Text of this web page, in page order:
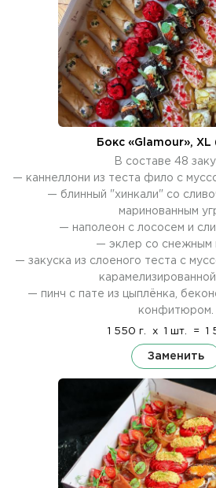
Бокс «Glamour»,
В составе 48
— каннеллони из теста фило с
— блинный "хинкали" со
маринованным
— наполеон с лососем и
— эклер со снежным
— закуска из слоеного теста с
— пинч с пате из цыплёнка,
конфитюром.
1 550 г. x 1 шт. = 1
Заменить